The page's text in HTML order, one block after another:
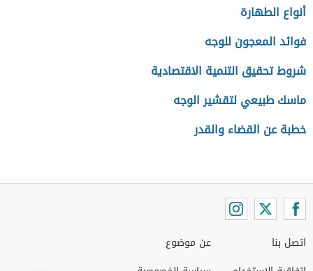
أنواع الطهارة
فوائد المعجون للوجه
شروط تحقيق التنمية الاقتصادية
ماسك طبيعي لتقشير الوجه
خطبة عن القضاء والقدر
اتصل بنا
عن موضوع